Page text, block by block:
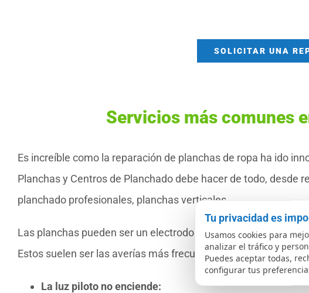
SOLICITAR UNA
Servicios más comunes
Es increíble como la reparación de planchas de ropa ha ido
Planchas y Centros de Planchado debe hacer de todo, desde
planchado profesionales, planchas verticales…
Las planchas pueden ser un electrodoméstico muy útil y
Estos suelen ser las averías más frecuentes:
La luz piloto no enciende:
Tu privacidad es
Usamos cookies para
analizar el tráfico y
Puedes aceptar todas,
configurar tus